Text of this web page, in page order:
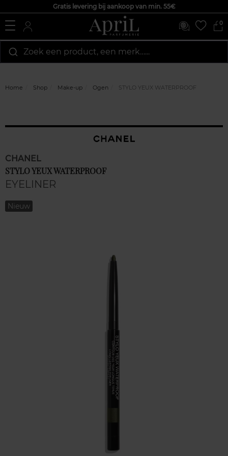
Gratis levering bij aankoop van min. 55€
0
Zoek een product, een merk…...
Home Shop Make-up Ogen STYLO YEUX WATERPROOF
CHANEL
STYLO YEUX WATERPROOF
EYELINER
Nieuw